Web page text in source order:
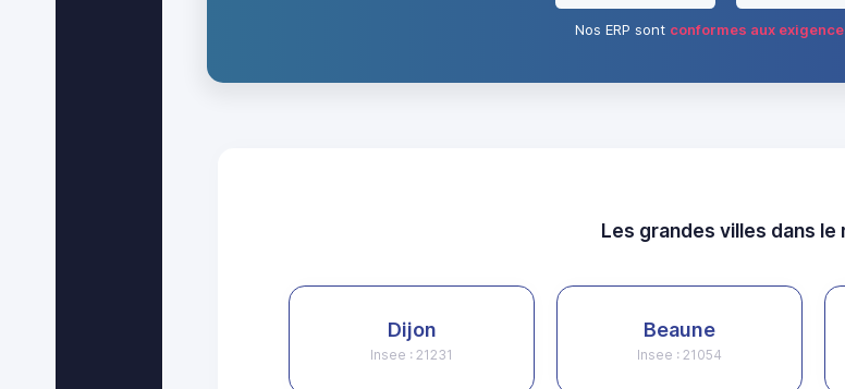
Nos ERP sont conformes aux
Les grandes villes dans
Dijon
Insee : 21231
Beaune
Insee : 21054